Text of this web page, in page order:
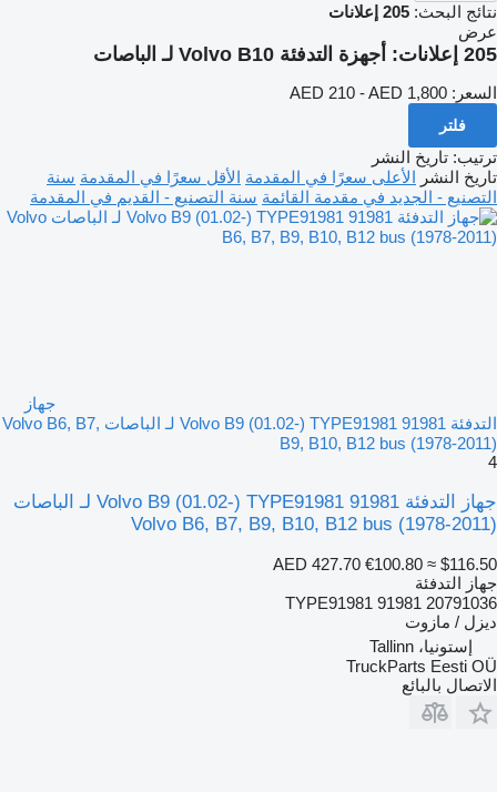
نتائج البحث: 205 إعلانات
عرض
205 إعلانات: أجهزة التدفئة Volvo B10 لـ الباصات
السعر: AED 210 - AED 1,800
فلتر
ترتيب: تاريخ النشر
تاريخ النشر الأعلى سعرًا في المقدمة الأقل سعرًا في المقدمة سنة
التصنيع - الجديد في مقدمة القائمة سنة التصنيع - القديم في المقدمة
جهاز
التدفئة Volvo B9 (01.02-) TYPE91981 91981 لـ الباصات Volvo B6, B7,
B9, B10, B12 bus (1978-2011)
4
جهاز التدفئة Volvo B9 (01.02-) TYPE91981 91981 لـ الباصات
Volvo B6, B7, B9, B10, B12 bus (1978-2011)
AED 427.70 €100.80 ≈ $116.50
جهاز التدفئة
TYPE91981 91981 20791036
ديزل / مازوت
إستونيا، Tallinn
TruckParts Eesti OÜ
الاتصال بالبائع